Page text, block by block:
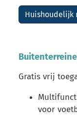
Huishoudelijk
Gratis vrij
voor